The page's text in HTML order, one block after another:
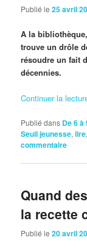
Publié le25 avril
A la
trouve un drôle
résoudre un fait
décennies.
Continuer la
Publié dans De 6 à
Seuil jeunesse,lire
commentaire
Quand
la recette
Publié le20 avril